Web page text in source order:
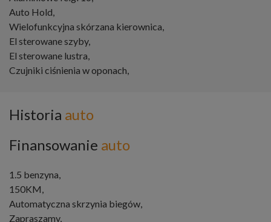
Auto Hold,
Wielofunkcyjna skórzana kierownica,
El sterowane szyby,
El sterowane lustra,
Czujniki ciśnienia w oponach,
Historia auto
Finansowanie auto
1.5 benzyna,
150KM,
Automatyczna skrzynia biegów,
Zapraszamy,